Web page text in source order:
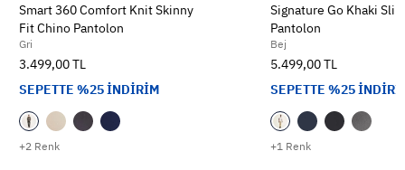
+2 Renk
Smart 360 Comfort Knit Skinny
Fit Chino Pantolon
Gri
3.499,00 TL
SEPETTE %25 İNDİRİM
+1 Renk
Signature Go Khaki
Pantolon
Bej
5.499,00 TL
SEPETTE %25